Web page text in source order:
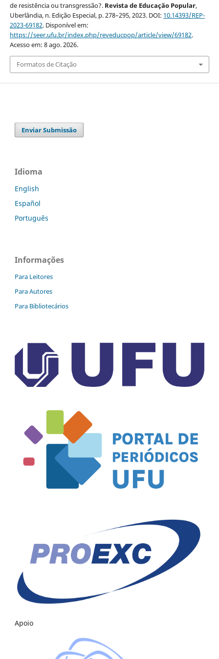
de resistência ou transgressão?. Revista de Educação Popular,
Uberlândia, n. Edição Especial, p. 278–295, 2023. DOI: 10.14393/REP-
2023-69182. Disponível em:
https://seer.ufu.br/index.php/reveducpop/article/view/69182.
Acesso em: 8 ago. 2026.
Formatos de Citação
Enviar Submissão
Idioma
English
Español
Português
Informações
Para Leitores
Para Autores
Para Bibliotecários
Apoio